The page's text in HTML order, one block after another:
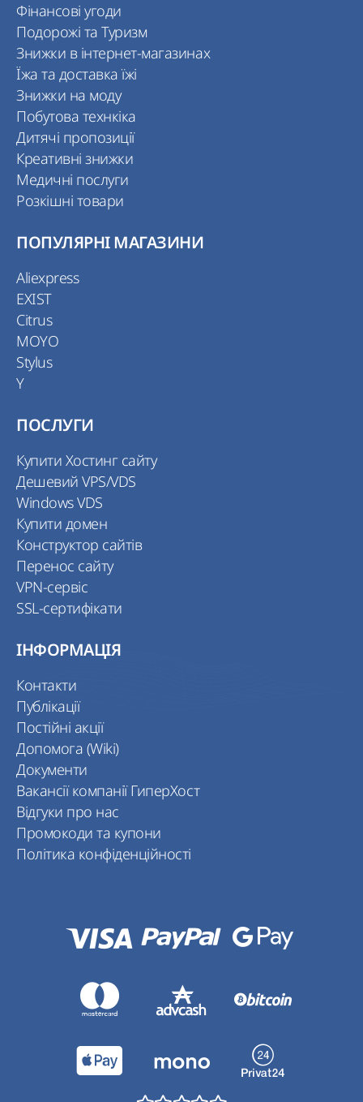
Фінансові угоди
Подорожі та Туризм
Знижки в інтернет-магазинах
Їжа та доставка їжі
Знижки на моду
Побутова технкіка
Дитячі пропозиції
Креативні знижки
Медичні послуги
Розкішні товари
ПОПУЛЯРНІ МАГАЗИНИ
Aliexpress
EXIST
Citrus
MOYO
Stylus
Y
ПОСЛУГИ
Купити Хостинг сайту
Дешевий VPS/VDS
Windows VDS
Купити домен
Конструктор сайтів
Перенос сайту
VPN-сервіс
SSL-сертифікати
ІНФОРМАЦІЯ
Контакти
Публікації
Постійні акції
Допомога (Wiki)
Документи
Вакансії компанії ГиперХост
Відгуки про нас
Промокоди та купони
Політика конфіденційності